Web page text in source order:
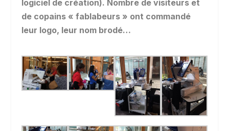
logiciel de création). Nombre de visiteurs et
de copains « fablabeurs » ont commandé
leur logo, leur nom brodé…